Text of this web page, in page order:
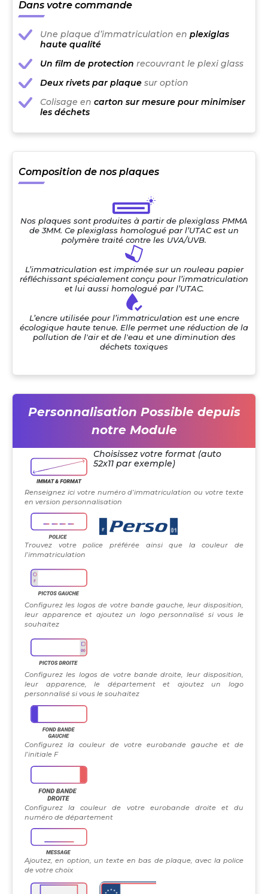
Dans votre commande
Une plaque d’immatriculation en plexiglas
haute qualité
Un film de protection recouvrant le plexi glass
Deux rivets par plaque sur option
Colisage en carton sur mesure pour minimiser
les déchets
Composition de nos plaques
Nos plaques sont produites à partir de plexiglass PMMA
de 3MM. Ce plexiglass homologué par l’UTAC est un
polymère traité contre les UVA/UVB.
L’immatriculation est imprimée sur un rouleau papier
réfléchissant spécialement conçu pour l’immatriculation
et lui aussi homologué par l’UTAC.
L’encre utilisée pour l’immatriculation est une encre
écologique haute tenue. Elle permet une réduction de la
pollution de l'air et de l'eau et une diminution des
déchets toxiques
Personnalisation Possible depuis
notre Module
Choisissez votre format (auto
52x11 par exemple)
Renseignez ici votre numéro d’immatriculation ou votre texte
en version personnalisation
Trouvez votre police préférée ainsi que la couleur de
l’immatriculation
Configurez les logos de votre bande gauche, leur disposition,
leur apparence et ajoutez un logo personnalisé si vous le
souhaitez
Configurez les logos de votre bande droite, leur disposition,
leur apparence, le département et ajoutez un logo
personnalisé si vous le souhaitez
Configurez la couleur de votre eurobande gauche et de
l’initiale F
Configurez la couleur de votre eurobande droite et du
numéro de département
Ajoutez, en option, un texte en bas de plaque, avec la police
de votre choix